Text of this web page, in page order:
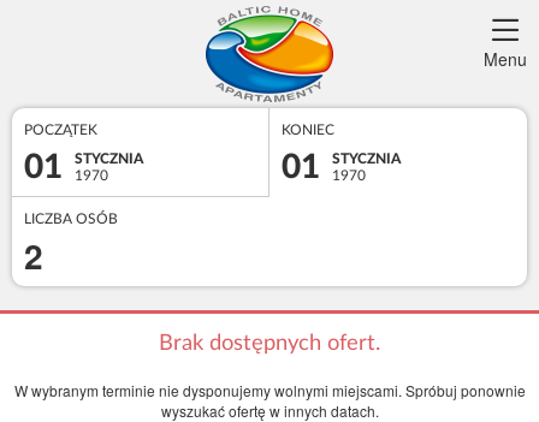
Menu
POCZĄTEK
01
STYCZNIA
1970
KONIEC
01
STYCZNIA
1970
LICZBA OSÓB
2
Brak dostępnych ofert.
W wybranym terminie nie dysponujemy wolnymi miejscami. Spróbuj ponownie
wyszukać ofertę w innych datach.